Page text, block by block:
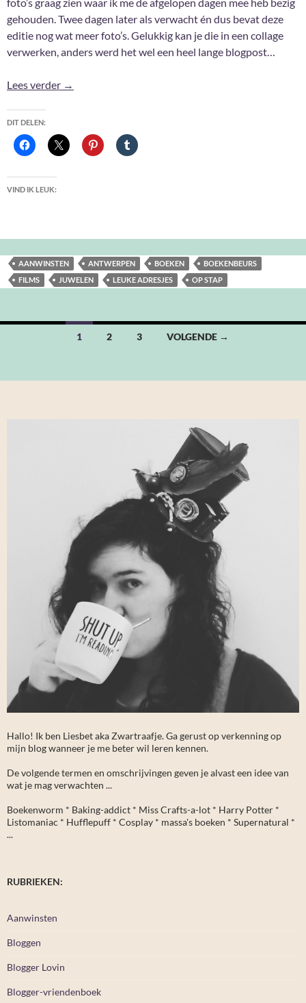
gehouden. Twee dagen later als verwacht én dus bevat deze
editie nog wat meer foto’s. Gelukkig kan je die in een collage
verwerken, anders werd het wel een heel lange blogpost…
Lees verder Foto-update #23
→
DIT DELEN:
VIND IK LEUK:
AANWINSTEN ANTWERPEN BOEKEN
BOEKENBEURS
FILMS
JUWELEN LEUKE ADRESJES OP STAP
Berichten1 2 3 VOLGENDE →
Hallo! Ik ben Liesbet aka Zwartraafje. Ga gerust op verkenning op
mijn blog wanneer je me beter wil leren kennen.
De volgende termen en omschrijvingen geven je alvast een idee van
wat je mag verwachten ...
Boekenworm * Baking-addict * Miss Crafts-a-lot * Harry Potter *
Listomaniac * Hufflepuff * Cosplay * massa's boeken * Supernatural *
...
RUBRIEKEN:
Aanwinsten
Bloggen
Blogger Lovin
Blogger-vriendenboek